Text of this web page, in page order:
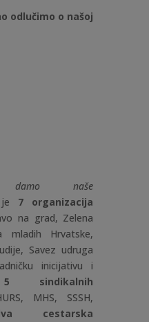
odlučimo o našoj
naše
je 7 organizacija
na grad, Zelena
mladih Hrvatske,
Savez udruga
inicijativu i
MHS, SSSH,
cestarska